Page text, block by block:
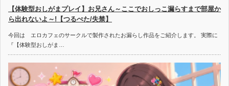
【体験型おしがまプレイ】お兄さん～ここでおしっこ漏らすまで部屋か
ら出れないよ～!【つるぺた/失禁】
今回は エロカフェのサークルで製作されたお漏らし作品をご紹介します。 実際に
『【体験型おしがま…